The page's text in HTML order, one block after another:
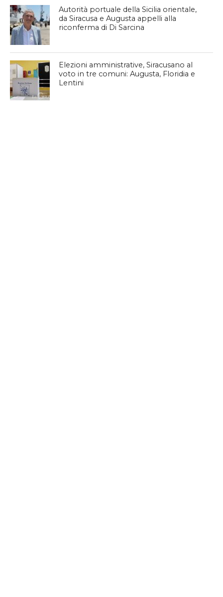
Autorità portuale della Sicilia orientale,
da Siracusa e Augusta appelli alla
riconferma di Di Sarcina
Elezioni amministrative, Siracusano al
voto in tre comuni: Augusta, Floridia e
Lentini